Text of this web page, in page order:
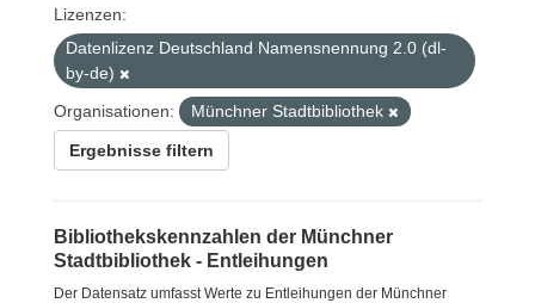
Lizenzen:
Datenlizenz Deutschland Namensnennung 2.0 (dl-
by-de)
Organisationen:
Münchner Stadtbibliothek
Ergebnisse filtern
Bibliothekskennzahlen der Münchner
Stadtbibliothek - Entleihungen
Der Datensatz umfasst Werte zu Entleihungen der Münchner